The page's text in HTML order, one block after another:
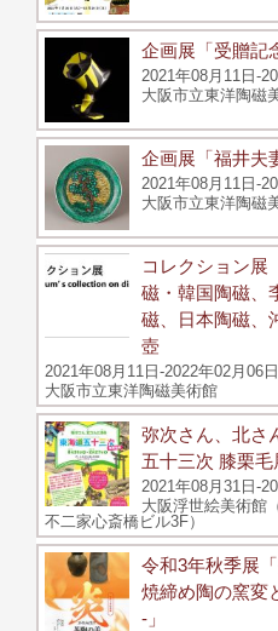
企画展「受贈記
2021年08月11日-
大阪市立東洋陶磁
企画展「福井夫
2021年08月11日-
大阪市立東洋陶磁
コレクション
磁・韓国陶磁、
磁、日本陶磁、
壺
2021年08月11日-2022年02月06日
大阪市立東洋陶磁美術館
弥次さん、北さ
五十三次 膝栗毛
2021年08月31日-
大阪浮世絵美術館
不二家心斎橋ビル3F）
令和3年秋季展
焼締め陶の窯変
-」